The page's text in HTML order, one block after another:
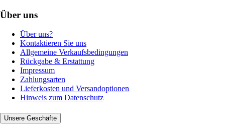
Über uns
Über uns?
Kontaktieren Sie uns
Allgemeine Verkaufsbedingungen
Rückgabe & Erstattung
Impressum
Zahlungsarten
Lieferkosten und Versandoptionen
Hinweis zum Datenschutz
Unsere Geschäfte